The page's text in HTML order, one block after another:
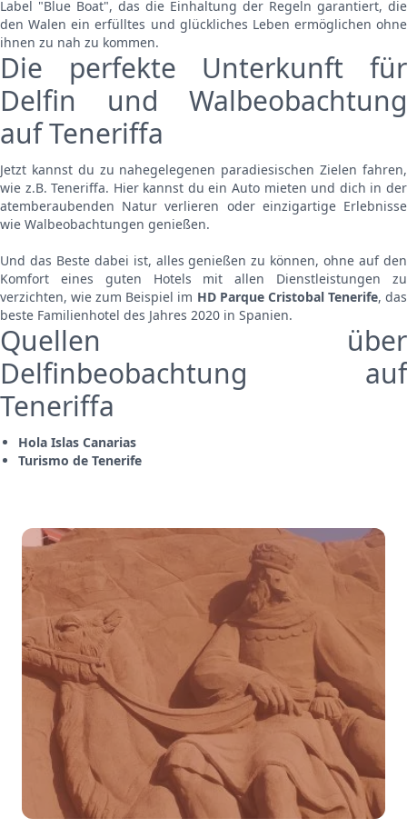
Label "Blue Boat", das die Einhaltung der Regeln garantiert, die
den Walen ein erfülltes und glückliches Leben ermöglichen ohne
ihnen zu nah zu kommen.
Die perfekte Unterkunft für
Delfin und Walbeobachtung
auf Teneriffa
Jetzt kannst du zu nahegelegenen paradiesischen Zielen fahren,
wie z.B. Teneriffa. Hier kannst du ein Auto mieten und dich in der
atemberaubenden Natur verlieren oder einzigartige Erlebnisse
wie Walbeobachtungen genießen.
Und das Beste dabei ist, alles genießen zu können, ohne auf den
Komfort eines guten Hotels mit allen Dienstleistungen zu
verzichten, wie zum Beispiel im HD Parque Cristobal Tenerife, das
beste Familienhotel des Jahres 2020 in Spanien.
Quellen über
Delfinbeobachtung auf
Teneriffa
Hola Islas Canarias
Turismo de Tenerife